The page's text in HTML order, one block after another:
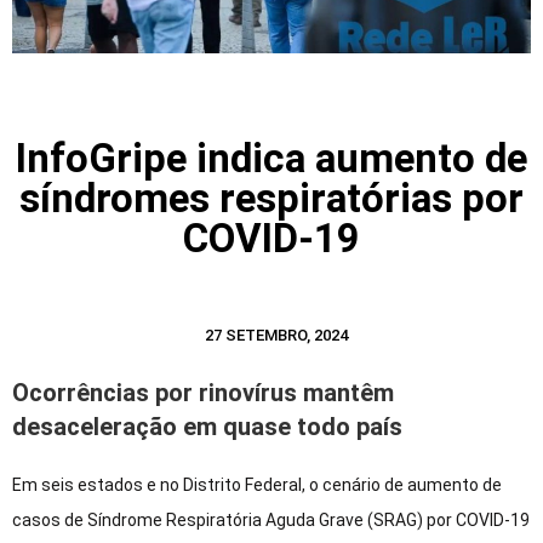
InfoGripe indica aumento de
síndromes respiratórias por
COVID-19
27 SETEMBRO, 2024
Ocorrências por rinovírus mantêm
desaceleração em quase todo país
Em seis estados e no Distrito Federal, o cenário de aumento de
casos de Síndrome Respiratória Aguda Grave (SRAG) por COVID-19